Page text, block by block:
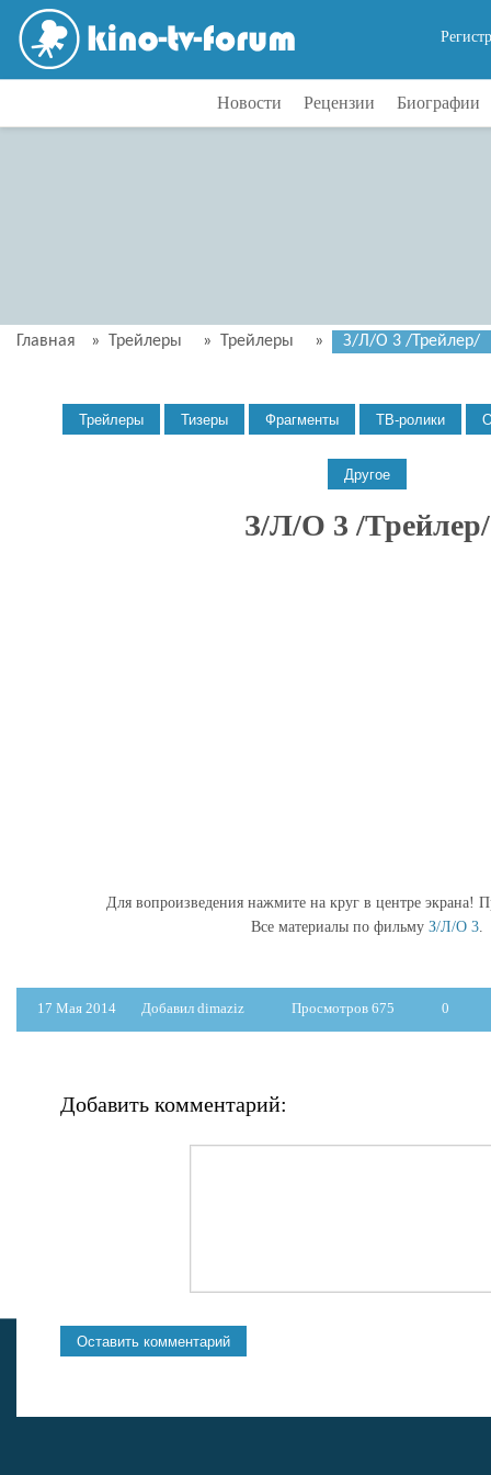
Новости Рецензии Биографии
Главная » Трейлеры » Трейлеры » З/Л/О 3 /Трейлер/
З/Л/О 3 /Трейлер/
Для вопроизведения нажмите на круг в центре экрана!
Все материалы по фильмуЗ/Л/О 3.
17 Мая 2014 Добавил dimaziz Просмотров 675 0
Добавить комментарий: